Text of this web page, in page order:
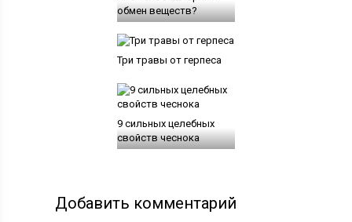
обмен веществ?
Три травы от герпеса
9 сильных целебных
свойств чеснока
Добавить комментарий